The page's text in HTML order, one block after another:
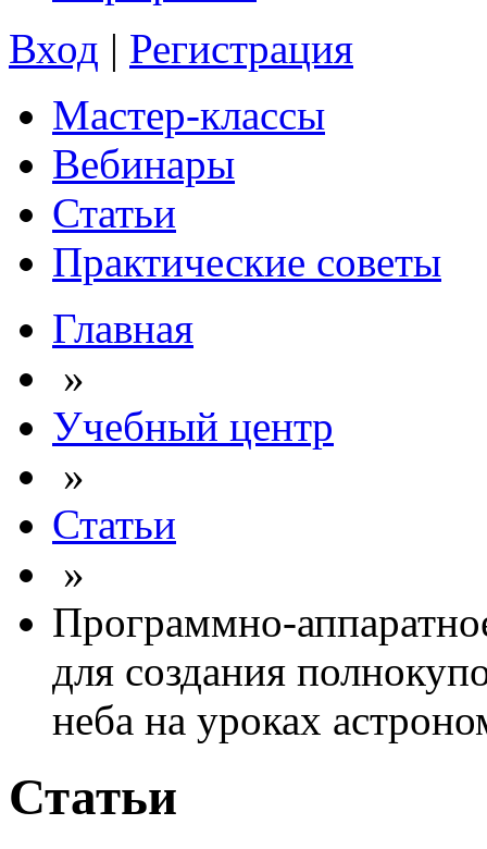
Вход | Регистрация
Мастер-классы
Вебинары
Статьи
Практические советы
Главная
»
Учебный центр
»
Статьи
»
Программно-
для создания
неба на уроках
Статьи